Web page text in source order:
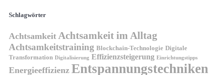
Schlagwörter
Achtsamkeit Achtsamkeit im Alltag
Achtsamkeitstraining Blockchain-Technologie Digitale
Transformation Digitalisierung Effizienzsteigerung Einrichtungstipps
Energieeffizienz Entspannungstechniken